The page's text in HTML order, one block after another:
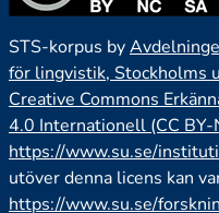
STS-korpus by
för lingvistik, Stockholms
Creative Commons
4.0 Internationell (CC BY-
https://www.su.se/
utöver denna licens kan
https://www.su.se/